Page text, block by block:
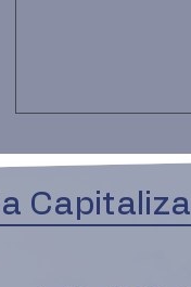
Capitaliza